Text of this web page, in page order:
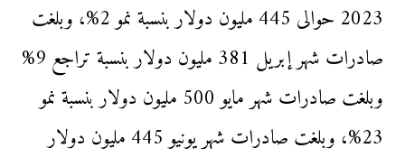
2023 حوالى 445 مليون دولار بنسبة نمو 2%، وبلغت
صادرات شهر إبريل 381 مليون دولار بنسبة تراجع 9%
وبلغت صادرات شهر مايو 500 مليون دولار بنسبة نمو
23%، وبلغت صادرات شهر يونيو 445 مليون دولار